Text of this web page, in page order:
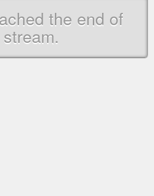
the end of